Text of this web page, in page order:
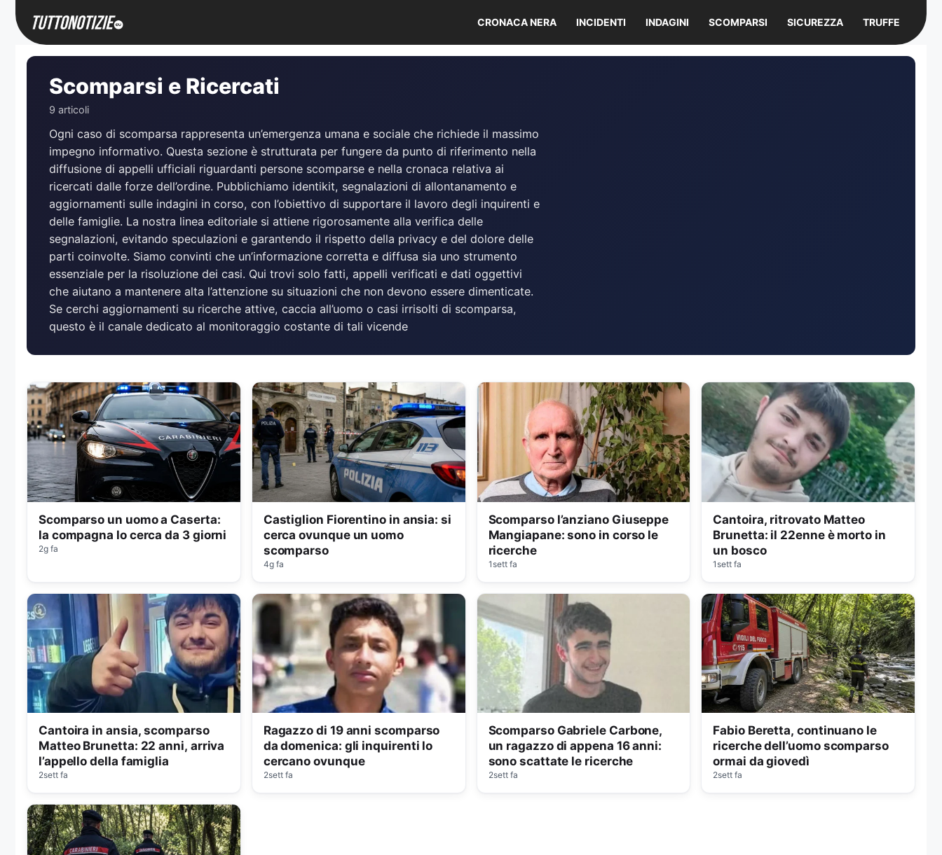
contenuto
CRONACA NERA INCIDENTI INDAGINI SCOMPARSI SICUREZZA TRUFFE
Scomparsi e Ricercati
9 articoli
Ogni caso di scomparsa rappresenta un’emergenza umana e sociale che richiede il massimo
impegno informativo. Questa sezione è strutturata per fungere da punto di riferimento nella
diffusione di appelli ufficiali riguardanti persone scomparse e nella cronaca relativa ai
ricercati dalle forze dell’ordine. Pubblichiamo identikit, segnalazioni di allontanamento e
aggiornamenti sulle indagini in corso, con l’obiettivo di supportare il lavoro degli inquirenti e
delle famiglie. La nostra linea editoriale si attiene rigorosamente alla verifica delle
segnalazioni, evitando speculazioni e garantendo il rispetto della privacy e del dolore delle
parti coinvolte. Siamo convinti che un’informazione corretta e diffusa sia uno strumento
essenziale per la risoluzione dei casi. Qui trovi solo fatti, appelli verificati e dati oggettivi
che aiutano a mantenere alta l’attenzione su situazioni che non devono essere dimenticate.
Se cerchi aggiornamenti su ricerche attive, caccia all’uomo o casi irrisolti di scomparsa,
questo è il canale dedicato al monitoraggio costante di tali vicende
Scomparso un uomo a Caserta:
la compagna lo cerca da 3 giorni
2g fa
Castiglion Fiorentino in ansia: si
cerca ovunque un uomo
scomparso
4g fa
Scomparso l’anziano Giuseppe
Mangiapane: sono in corso le
ricerche
1sett fa
Cantoira, ritrovato Matteo
Brunetta: il 22enne è morto in
un bosco
1sett fa
Cantoira in ansia, scomparso
Matteo Brunetta: 22 anni, arriva
l’appello della famiglia
2sett fa
Ragazzo di 19 anni scomparso
da domenica: gli inquirenti lo
cercano ovunque
2sett fa
Scomparso Gabriele Carbone,
un ragazzo di appena 16 anni:
sono scattate le ricerche
2sett fa
Fabio Beretta, continuano le
ricerche dell’uomo scomparso
ormai da giovedì
2sett fa